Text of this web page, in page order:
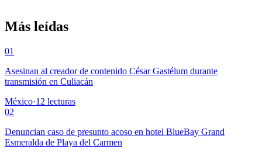
Más leídas
01
Asesinan al creador de contenido César Gastélum durante
transmisión en Culiacán
México·12 lecturas
02
Denuncian caso de presunto acoso en hotel BlueBay Grand
Esmeralda de Playa del Carmen